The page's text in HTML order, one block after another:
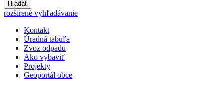
Hľadať
rozšírené vyhľadávanie
Kontakt
Úradná tabuľa
Zvoz odpadu
Ako vybaviť
Projekty
Geoportál obce